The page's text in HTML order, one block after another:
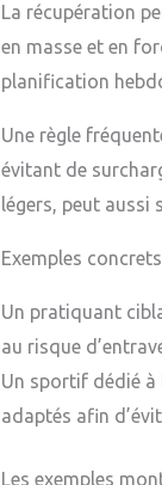
La récupération
en masse et en
planification
Une règle
évitant de
légers, peut
Exemples
Un pratiquant
au risque
Un sportif dédié à
adaptés afin
Les exemples